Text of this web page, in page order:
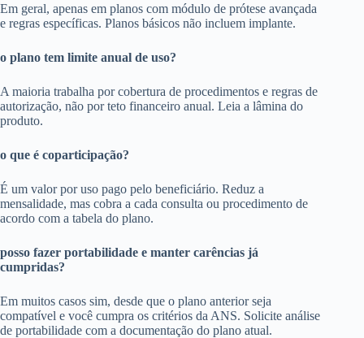
Em geral, apenas em planos com módulo de prótese avançada
e regras específicas. Planos básicos não incluem implante.
o plano tem limite anual de uso?
A maioria trabalha por cobertura de procedimentos e regras de
autorização, não por teto financeiro anual. Leia a lâmina do
produto.
o que é coparticipação?
É um valor por uso pago pelo beneficiário. Reduz a
mensalidade, mas cobra a cada consulta ou procedimento de
acordo com a tabela do plano.
posso fazer portabilidade e manter carências já
cumpridas?
Em muitos casos sim, desde que o plano anterior seja
compatível e você cumpra os critérios da ANS. Solicite análise
de portabilidade com a documentação do plano atual.